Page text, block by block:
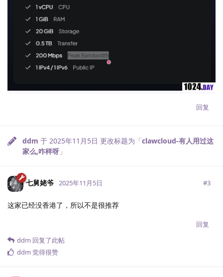
回复
ddm 于 2025年11月5日 更改标题为「clawcloud-有人用过这
家么,咋样呀 」
七舅姥爷 2025年11月5日 #3
这家已经没香港了，所以不是很推荐
回复
ddm 回复了此帖
ddm 觉得很赞